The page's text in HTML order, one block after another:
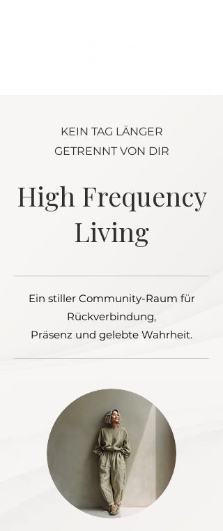
KEIN TAG LÄNGER
GETRENNT VON DIR
High Frequency
Living
Ein stiller Community-Raum für
Rückverbindung,
Präsenz und gelebte Wahrheit.